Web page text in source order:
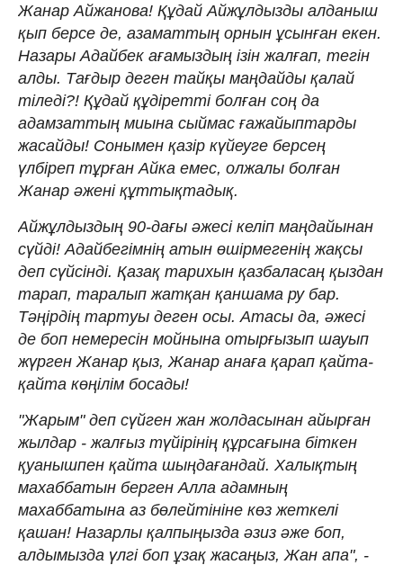
Жанар Айжанова! Құдай Айжұлдызды алданыш
қып берсе де, азаматтың орнын ұсынған екен.
Назары Адайбек ағамыздың ізін жалғап, тегін
алды. Тағдыр деген тайқы маңдайды қалай
тіледі?! Құдай құдіретті болған соң да
адамзаттың миына сыймас ғажайыптарды
жасайды! Сонымен қазір күйеуге берсең
үлбіреп тұрған Айка емес, олжалы болған
Жанар әжені құттықтадық.
Айжұлдыздың 90-дағы әжесі келіп маңдайынан
сүйді! Адайбегімнің атын өшірмегенің жақсы
деп сүйсінді. Қазақ тарихын қазбаласаң қыздан
тарап, таралып жатқан қаншама ру бар.
Тәңірдің тартуы деген осы. Атасы да, әжесі
де боп немересін мойнына отырғызып шауып
жүрген Жанар қыз, Жанар анаға қарап қайта-
қайта көңілім босады!
"Жарым" деп сүйген жан жолдасынан айырған
жылдар - жалғыз түйірінің құрсағына біткен
қуанышпен қайта шыңдағандай. Халықтың
махаббатын берген Алла адамның
махаббатына аз бөлейтініне көз жеткелі
қашан! Назарлы қалпыңызда әзиз әже боп,
алдымызда үлгі боп ұзақ жасаңыз, Жан апа", -